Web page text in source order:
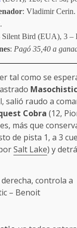
: Vladimir Cerin.
Silent Bird (EUA), 3 –
: Pagó 35,40 a
tal como se
Masochistic
salió raudo a
Cobra (12,
más que
de pista 1, a 3
Salt Lake) y
derecha, controla a
– Benoit